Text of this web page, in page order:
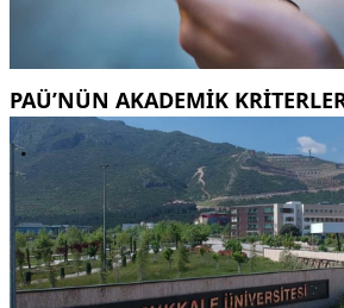
PAÜ’NÜN AKADEMIK